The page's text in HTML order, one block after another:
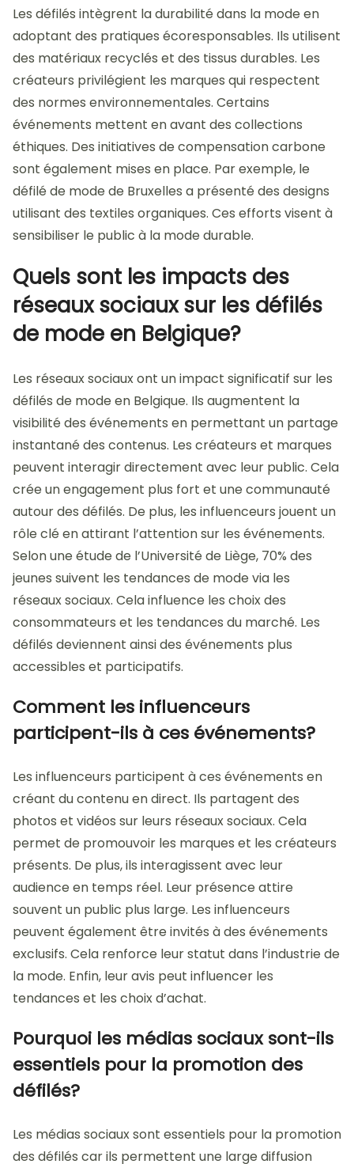
Les défilés intègrent la durabilité dans la mode en
adoptant des pratiques écoresponsables. Ils utilisent
des matériaux recyclés et des tissus durables. Les
créateurs privilégient les marques qui respectent
des normes environnementales. Certains
événements mettent en avant des collections
éthiques. Des initiatives de compensation carbone
sont également mises en place. Par exemple, le
défilé de mode de Bruxelles a présenté des designs
utilisant des textiles organiques. Ces efforts visent à
sensibiliser le public à la mode durable.
Quels sont les impacts des
réseaux sociaux sur les défilés
de mode en Belgique?
Les réseaux sociaux ont un impact significatif sur les
défilés de mode en Belgique. Ils augmentent la
visibilité des événements en permettant un partage
instantané des contenus. Les créateurs et marques
peuvent interagir directement avec leur public. Cela
crée un engagement plus fort et une communauté
autour des défilés. De plus, les influenceurs jouent un
rôle clé en attirant l’attention sur les événements.
Selon une étude de l’Université de Liège, 70% des
jeunes suivent les tendances de mode via les
réseaux sociaux. Cela influence les choix des
consommateurs et les tendances du marché. Les
défilés deviennent ainsi des événements plus
accessibles et participatifs.
Comment les influenceurs
participent-ils à ces événements?
Les influenceurs participent à ces événements en
créant du contenu en direct. Ils partagent des
photos et vidéos sur leurs réseaux sociaux. Cela
permet de promouvoir les marques et les créateurs
présents. De plus, ils interagissent avec leur
audience en temps réel. Leur présence attire
souvent un public plus large. Les influenceurs
peuvent également être invités à des événements
exclusifs. Cela renforce leur statut dans l’industrie de
la mode. Enfin, leur avis peut influencer les
tendances et les choix d’achat.
Pourquoi les médias sociaux sont-ils
essentiels pour la promotion des
défilés?
Les médias sociaux sont essentiels pour la promotion
des défilés car ils permettent une large diffusion